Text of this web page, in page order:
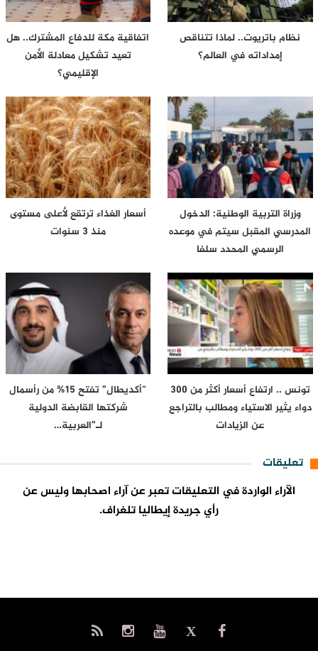
نظام باتريوت.. لماذا تتناقص
إمداداته في العالم؟
اتفاقية مكة للدفاع المشترك.. هل
تعيد تشكيل معادلة الأمن
الإقليمي؟
وزراة التربية الوطنية: الدخول
المدرسي المقبل سیتم في موعده
الرسمي المحدد سلفا
أسعار الغذاء ترتقع لأعلى مستوى
منذ 3 سنوات
تونس .. ارتفاع أسعار أكثر من 300
دواء يثير الاستياء ومطالب بالتراجع
عن الزيادات
“أكديطال” تفتح 15% من رأسمال
شركتها القابضة الدولية
لـ”العربية…
تعليقات
الآراء الواردة في التعليقات تعبر عن آراء اصحابها وليس عن
رأي جريدة إيطاليا تلغراف.